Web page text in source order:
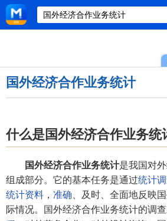
国外经济合作业务统计
什么是国外经济合作业务统
国外经济合作业务统计是我国对
组成部分。它的基本任务是通过统计
统计资料 ， 准确 、及时、全面地反映
际情况。国外经济合作业务统计的调